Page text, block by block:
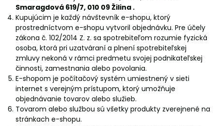
Smaragdová 619/7, 010 09 Žilina .
Kupujúcim je každý návštevník e-shopu, ktorý
prostredníctvom e-shopu vytvoril objednávku. Pre účely
zákona č. 102/2014 Z. z. sa spotrebiteľom rozumie fyzická
osoba, ktorá pri uzatváraní a plnení spotrebiteľskej
zmluvy nekoná v rámci predmetu svojej podnikateľskej
činnosti, zamestnania alebo povolania.
E-shopom je počítačový systém umiestnený v sieti
internet s verejným prístupom, ktorý umožňuje
objednávanie tovarov alebo služieb.
Tovarom alebo službou sú všetky produkty zverejnené na
stránkach e-shopu.